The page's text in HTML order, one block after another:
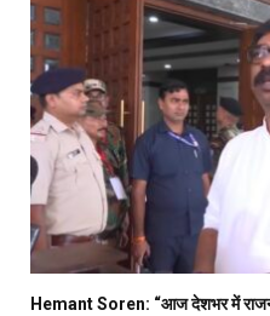
Hemant Soren: “आज देशभर में